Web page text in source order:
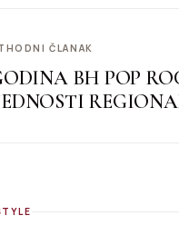
ČLANAK
BH POP